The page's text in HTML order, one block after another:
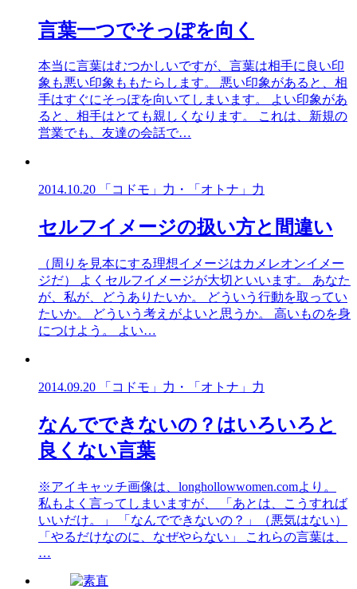
言葉一つでそっぽを向く
本当に言葉はむつかしいですが、言葉は相手に良い印
象も悪い印象ももたらします。 悪い印象があると、相
手はすぐにそっぽを向いてしまいます。 よい印象があ
ると、相手はとても親しくなります。 これは、新規の
営業でも、友達の会話で…
2014.10.20 「コドモ」力・「オトナ」力
セルフイメージの扱い方と間違い
（周りを見本にする理想イメージはカメレオンイメー
ジだ） よくセルフイメージが大切といいます。 あなた
が、私が、どうありたいか。 どういう行動を取ってい
たいか。 どういう考えがよいと思うか。 高いものを身
につけよう。 よい…
2014.09.20 「コドモ」力・「オトナ」力
なんでできないの？はいろいろと
良くない言葉
※アイキャッチ画像は、longhollowwomen.comより。
私もよく言ってしまいますが、 「あとは、こうすれば
いいだけ。」 「なんでできないの？」（悪気はない）
「やるだけなのに、なぜやらない」 これらの言葉は、
…